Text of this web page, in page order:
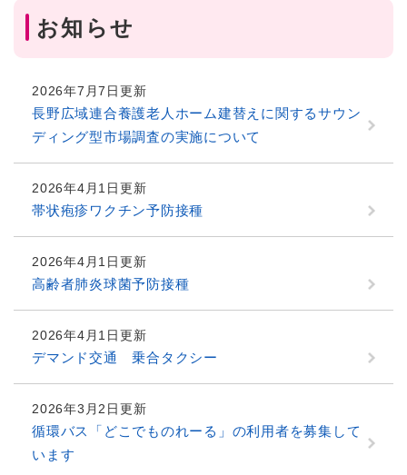
お知らせ
2026年7月7日更新
長野広域連合養護老人ホーム建替えに関するサウン
ディング型市場調査の実施について
2026年4月1日更新
帯状疱疹ワクチン予防接種
2026年4月1日更新
高齢者肺炎球菌予防接種
2026年4月1日更新
デマンド交通 乗合タクシー
2026年3月2日更新
循環バス「どこでものれーる」の利用者を募集して
います